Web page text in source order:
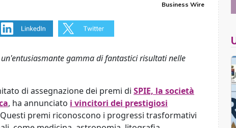
Business Wire
gamma di fantastici risultati nelle
di assegnazione dei premi di SPIE, la società
, ha annunciato i vincitori dei prestigiosi
premi riconoscono i progressi trasformativi